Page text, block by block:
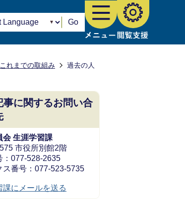
Go
これまでの取組み
過去の人
事に関するお問い合
会 生涯学習課
市役所別館2階
：077-528-2635
ス番号：077-523-5735
課にメールを送る